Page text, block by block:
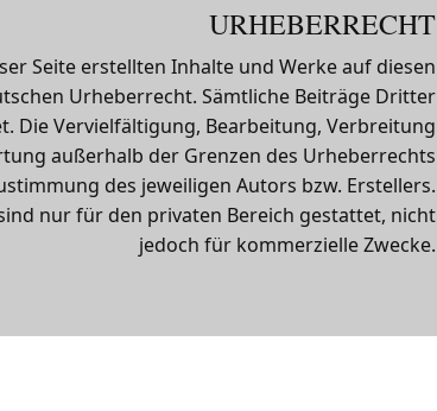
URHEBERRECHT
Seite erstellten Inhalte und Werke auf diesen
Urheberrecht. Sämtliche Beiträge Dritter
Die Vervielfältigung, Bearbeitung, Verbreitung
außerhalb der Grenzen des Urheberrechts
des jeweiligen Autors bzw. Erstellers.
nur für den privaten Bereich gestattet, nicht
jedoch für kommerzielle Zwecke.